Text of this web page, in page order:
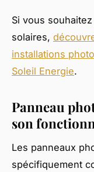
Si vous
solaires,
installations
Soleil Energie.
Panneau
son
Les panneaux
spécifiquement